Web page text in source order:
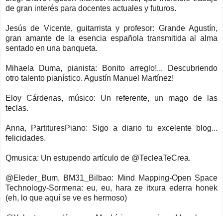
de gran interés para docentes actuales y futuros.
Jesús de Vicente, guitarrista y profesor: Grande Agustín,
gran amante de la esencia española transmitida al alma
sentado en una banqueta.
Mihaela Duma, pianista: Bonito arreglo!... Descubriendo
otro talento pianístico. Agustín Manuel Martínez!
Eloy Cárdenas, músico: Un referente, un mago de las
teclas.
Anna, PartituresPiano: Sigo a diario tu excelente blog...
felicidades.
Qmusica: Un estupendo artículo de @TecleaTeCrea.
@Eleder_Bum, BM31_Bilbao: Mind Mapping-Open Space
Technology-Sormena: eu, eu, hara ze itxura ederra honek
(eh, lo que aquí se ve es hermoso)